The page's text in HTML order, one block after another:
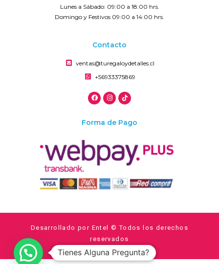
Lunes a Sábado: 09:00 a 18:00 hrs.
Domingo y Festivos 09:00 a 14:00 hrs.
Contacto
ventas@turegaloydetalles.cl
+56933375869
Forma de Pago
Desarrollado por Entel © Todos los derechos
reservados
Tienes Alguna Pregunta?